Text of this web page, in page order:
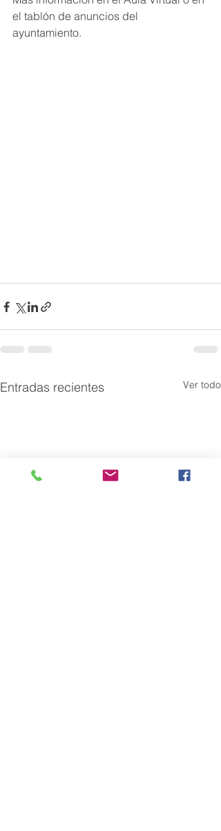
el tablón de anuncios del
ayuntamiento.
Entradas recientes Ver todo